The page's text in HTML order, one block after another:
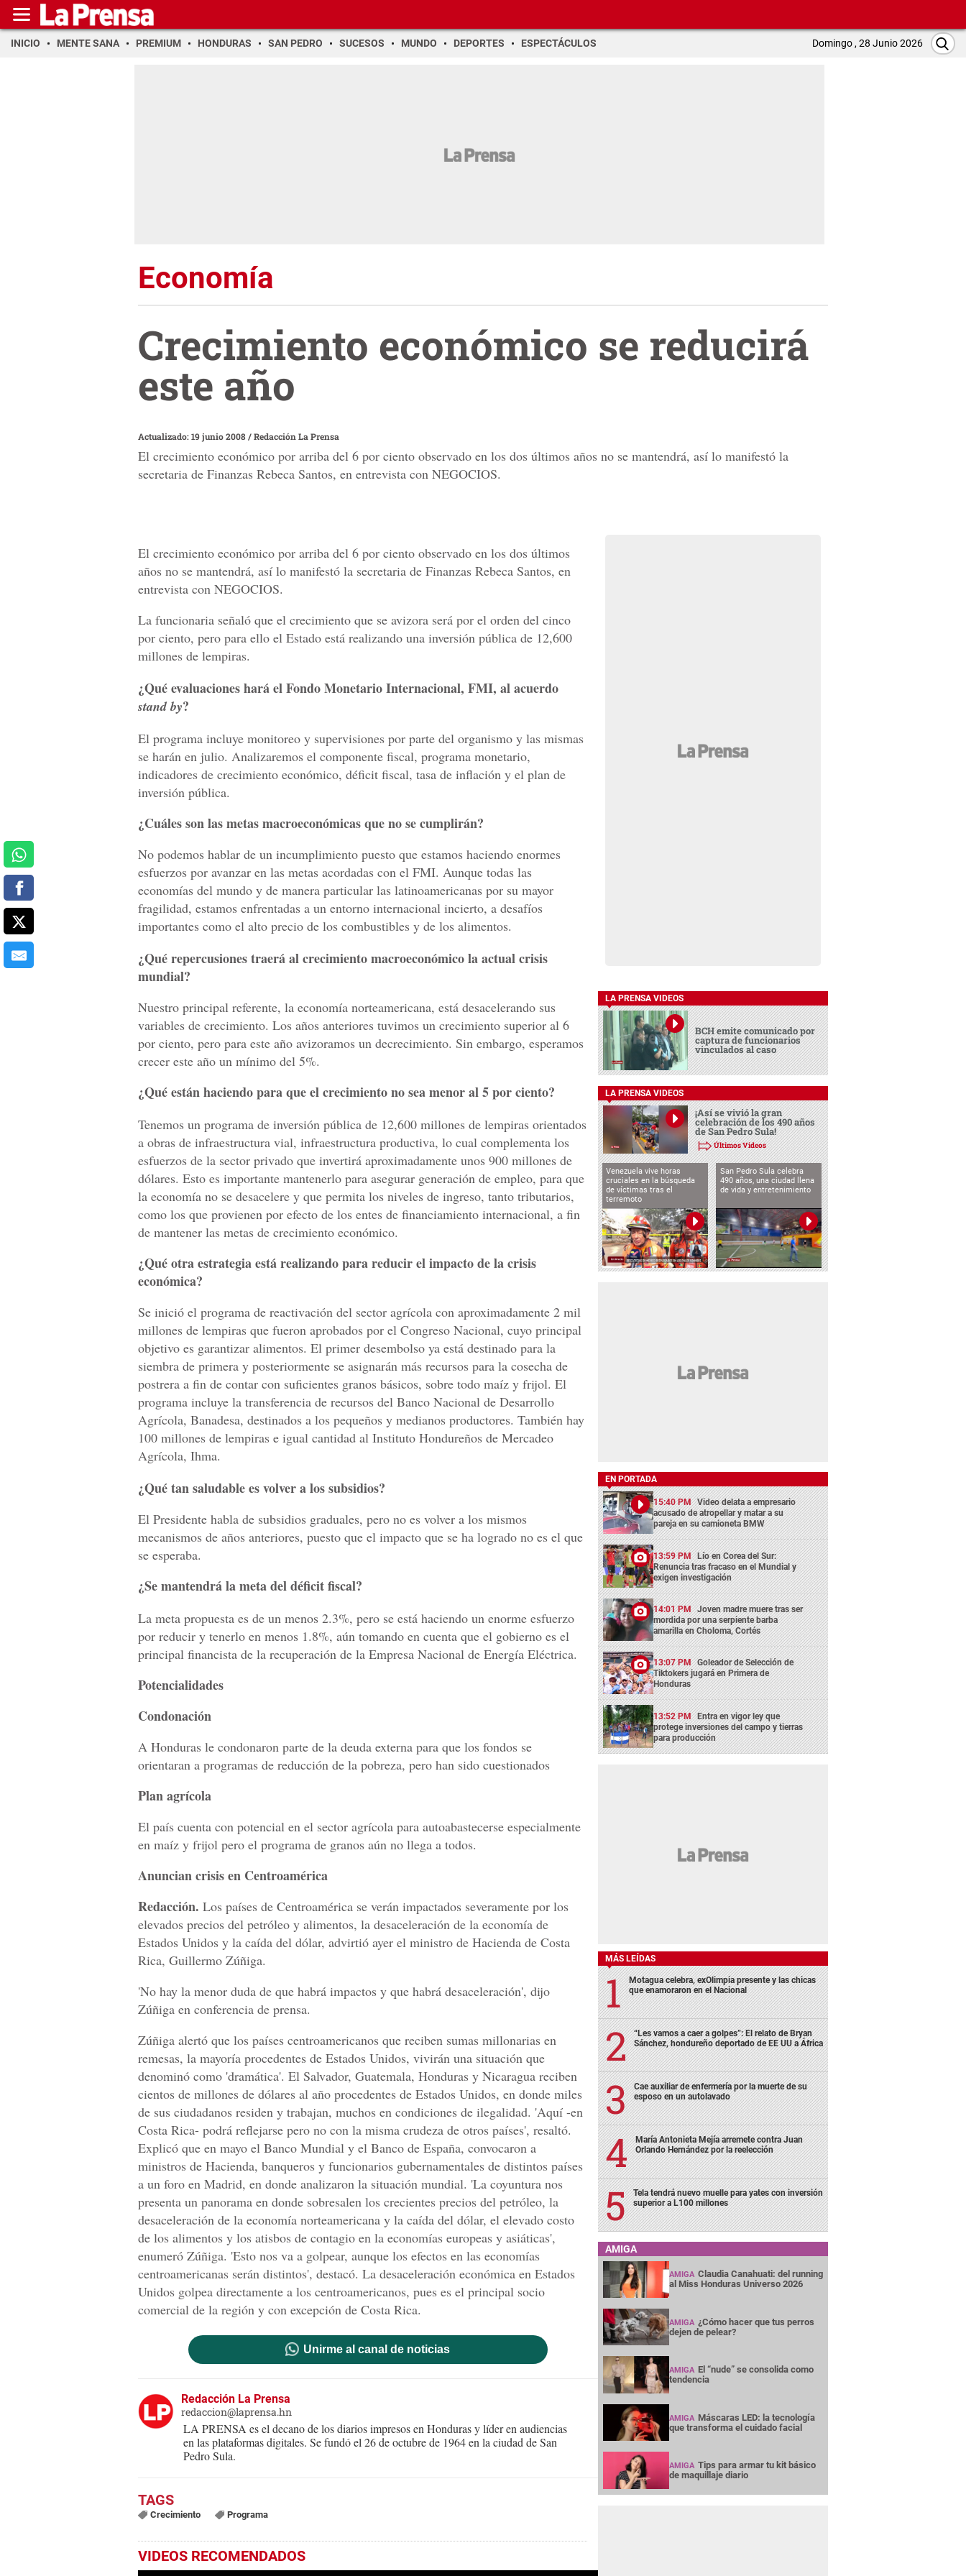
INICIO MENTE SANA PREMIUM HONDURAS SAN PEDRO SUCESOS MUNDO DEPORTES ESPECTÁCULOS Domingo , 28 Junio 2026
Economía
Crecimiento económico se reducirá
este año
Actualizado: 19 junio 2008/Redacción La Prensa
El crecimiento económico por arriba del 6 por ciento observado en los dos últimos años no se mantendrá, así lo manifestó la
secretaria de Finanzas Rebeca Santos, en entrevista con NEGOCIOS.
El crecimiento económico por arriba del 6 por ciento observado en los dos últimos
años no se mantendrá, así lo manifestó la secretaria de Finanzas Rebeca Santos, en
entrevista con NEGOCIOS.
La funcionaria señaló que el crecimiento que se avizora será por el orden del cinco
por ciento, pero para ello el Estado está realizando una inversión pública de 12,600
millones de lempiras.
¿Qué evaluaciones hará el Fondo Monetario Internacional, FMI, al acuerdo
stand by?
El programa incluye monitoreo y supervisiones por parte del organismo y las mismas
se harán en julio. Analizaremos el componente fiscal, programa monetario,
indicadores de crecimiento económico, déficit fiscal, tasa de inflación y el plan de
inversión pública.
¿Cuáles son las metas macroeconómicas que no se cumplirán?
No podemos hablar de un incumplimiento puesto que estamos haciendo enormes
esfuerzos por avanzar en las metas acordadas con el FMI. Aunque todas las
economías del mundo y de manera particular las latinoamericanas por su mayor
fragilidad, estamos enfrentadas a un entorno internacional incierto, a desafíos
importantes como el alto precio de los combustibles y de los alimentos.
¿Qué repercusiones traerá al crecimiento macroeconómico la actual crisis
mundial?
Nuestro principal referente, la economía norteamericana, está desacelerando sus
variables de crecimiento. Los años anteriores tuvimos un crecimiento superior al 6
por ciento, pero para este año avizoramos un decrecimiento. Sin embargo, esperamos
crecer este año un mínimo del 5%.
¿Qué están haciendo para que el crecimiento no sea menor al 5 por ciento?
Tenemos un programa de inversión pública de 12,600 millones de lempiras orientados
a obras de infraestructura vial, infraestructura productiva, lo cual complementa los
esfuerzos de la sector privado que invertirá aproximadamente unos 900 millones de
dólares. Esto es importante mantenerlo para asegurar generación de empleo, para que
la economía no se desacelere y que permita los niveles de ingreso, tanto tributarios,
como los que provienen por efecto de los entes de financiamiento internacional, a fin
de mantener las metas de crecimiento económico.
¿Qué otra estrategia está realizando para reducir el impacto de la crisis
económica?
Se inició el programa de reactivación del sector agrícola con aproximadamente 2 mil
millones de lempiras que fueron aprobados por el Congreso Nacional, cuyo principal
objetivo es garantizar alimentos. El primer desembolso ya está destinado para la
siembra de primera y posteriormente se asignarán más recursos para la cosecha de
postrera a fin de contar con suficientes granos básicos, sobre todo maíz y frijol. El
programa incluye la transferencia de recursos del Banco Nacional de Desarrollo
Agrícola, Banadesa, destinados a los pequeños y medianos productores. También hay
100 millones de lempiras e igual cantidad al Instituto Hondureños de Mercadeo
Agrícola, Ihma.
¿Qué tan saludable es volver a los subsidios?
El Presidente habla de subsidios graduales, pero no es volver a los mismos
mecanismos de años anteriores, puesto que el impacto que se ha logrado no es el que
se esperaba.
¿Se mantendrá la meta del déficit fiscal?
La meta propuesta es de un menos 2.3%, pero se está haciendo un enorme esfuerzo
por reducir y tenerlo en menos 1.8%, aún tomando en cuenta que el gobierno es el
principal financista de la recuperación de la Empresa Nacional de Energía Eléctrica.
Potencialidades
Condonación
A Honduras le condonaron parte de la deuda externa para que los fondos se
orientaran a programas de reducción de la pobreza, pero han sido cuestionados
Plan agrícola
El país cuenta con potencial en el sector agrícola para autoabastecerse especialmente
en maíz y frijol pero el programa de granos aún no llega a todos.
Anuncian crisis en Centroamérica
Redacción. Los países de Centroamérica se verán impactados severamente por los
elevados precios del petróleo y alimentos, la desaceleración de la economía de
Estados Unidos y la caída del dólar, advirtió ayer el ministro de Hacienda de Costa
Rica, Guillermo Zúñiga.
'No hay la menor duda de que habrá impactos y que habrá desaceleración', dijo
Zúñiga en conferencia de prensa.
Zúñiga alertó que los países centroamericanos que reciben sumas millonarias en
remesas, la mayoría procedentes de Estados Unidos, vivirán una situación que
denominó como 'dramática'. El Salvador, Guatemala, Honduras y Nicaragua reciben
cientos de millones de dólares al año procedentes de Estados Unidos, en donde miles
de sus ciudadanos residen y trabajan, muchos en condiciones de ilegalidad. 'Aquí -en
Costa Rica- podrá reflejarse pero no con la misma crudeza de otros países', resaltó.
Explicó que en mayo el Banco Mundial y el Banco de España, convocaron a
ministros de Hacienda, banqueros y funcionarios gubernamentales de distintos países
a un foro en Madrid, en donde analizaron la situación mundial. 'La coyuntura nos
presenta un panorama en donde sobresalen los crecientes precios del petróleo, la
desaceleración de la economía norteamericana y la caída del dólar, el elevado costo
de los alimentos y los atisbos de contagio en la economías europeas y asiáticas',
enumeró Zúñiga. 'Esto nos va a golpear, aunque los efectos en las economías
centroamericanas serán distintos', destacó. La desaceleración económica en Estados
Unidos golpea directamente a los centroamericanos, pues es el principal socio
comercial de la región y con excepción de Costa Rica.
Unirme al canal de noticias
Redacción La Prensa
redaccion@laprensa.hn
LA PRENSA es el decano de los diarios impresos en Honduras y líder en audiencias
en las plataformas digitales. Se fundó el 26 de octubre de 1964 en la ciudad de San
Pedro Sula.
Crecimiento Programa
VIDEOS RECOMENDADOS
LA PRENSA VIDEOS
BCH emite comunicado por
captura de funcionarios
vinculados al caso
LA PRENSA VIDEOS
¡Así se vivió la gran
celebración de los 490 años
de San Pedro Sula!
Últimos Videos
Venezuela vive horas
cruciales en la búsqueda
de víctimas tras el
terremoto
San Pedro Sula celebra
490 años, una ciudad llena
de vida y entretenimiento
EN PORTADA
15:40 PM Video delata a empresario
acusado de atropellar y matar a su
pareja en su camioneta BMW
13:59 PM Lío en Corea del Sur:
Renuncia tras fracaso en el Mundial y
exigen investigación
14:01 PM Joven madre muere tras ser
mordida por una serpiente barba
amarilla en Choloma, Cortés
13:07 PM Goleador de Selección de
Tiktokers jugará en Primera de
Honduras
13:52 PM Entra en vigor ley que
protege inversiones del campo y tierras
para producción
MÁS LEÍDAS
Motagua celebra, exOlimpia presente y las chicas
que enamoraron en el Nacional
“Les vamos a caer a golpes”: El relato de Bryan
Sánchez, hondureño deportado de EE UU a África
Cae auxiliar de enfermería por la muerte de su
esposo en un autolavado
María Antonieta Mejía arremete contra Juan
Orlando Hernández por la reelección
Tela tendrá nuevo muelle para yates con inversión
superior a L100 millones
AMIGA
AMIGA Claudia Canahuati: del running
al Miss Honduras Universo 2026
AMIGA ¿Cómo hacer que tus perros
dejen de pelear?
AMIGA El “nude” se consolida como
tendencia
AMIGA Máscaras LED: la tecnología
que transforma el cuidado facial
AMIGA Tips para armar tu kit básico
de maquillaje diario